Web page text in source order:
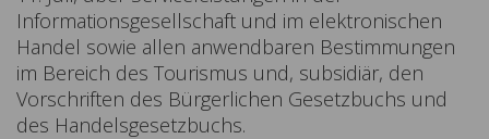
Informationsgesellschaft und im elektronischen
Handel sowie allen anwendbaren Bestimmungen
im Bereich des Tourismus und, subsidiär, den
Vorschriften des Bürgerlichen Gesetzbuchs und
des Handelsgesetzbuchs.